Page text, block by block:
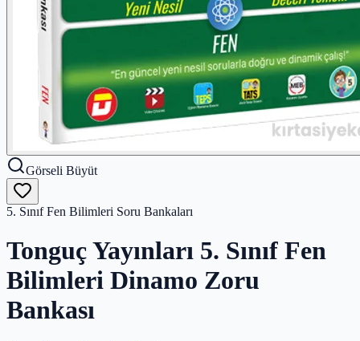
Görseli Büyüt
5. Sınıf Fen Bilimleri Soru Bankaları
Tonguç Yayınları 5. Sınıf Fen
Bilimleri Dinamo Zoru
Bankası